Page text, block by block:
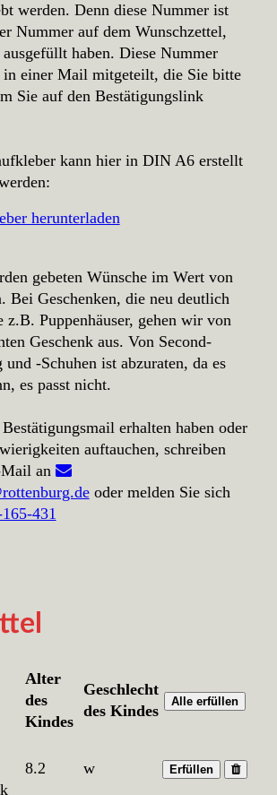
werden. Denn diese Nummer ist
Nummer auf dem Wunschzettel,
haben. Diese Nummer
in einer Mail mitgeteilt, die Sie bitte
Sie auf den Bestätigungslink
kann hier in DIN A6 erstellt
herunterladen
gebeten Wünsche im Wert von
Bei Geschenken, die neu deutlich
z.B. Puppenhäuser, gehen wir von
Geschenk aus. Von Second-
-Schuhen ist abzuraten, da es
es passt nicht.
erhalten haben oder
auftauchen, schreiben
an
oder melden Sie sich
431
Alter
des
Kindes
Geschlecht
des Kindes
Alle erfüllen
8.2 w Erfüllen